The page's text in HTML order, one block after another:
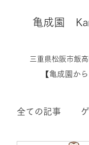
亀成園
三重県松阪市飯
【亀成園か
全ての記事